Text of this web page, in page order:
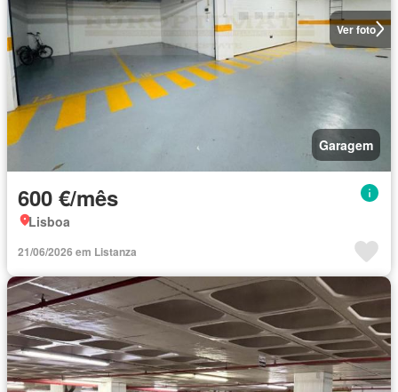
Ver foto
Garagem
600 €/mês
Lisboa
21/06/2026 em Listanza